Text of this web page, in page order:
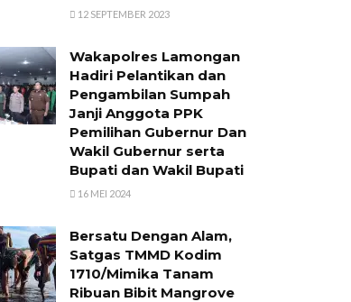
12 SEPTEMBER 2023
Wakapolres Lamongan
Hadiri Pelantikan dan
Pengambilan Sumpah
Janji Anggota PPK
Pemilihan Gubernur Dan
Wakil Gubernur serta
Bupati dan Wakil Bupati
16 MEI 2024
Bersatu Dengan Alam,
Satgas TMMD Kodim
1710/Mimika Tanam
Ribuan Bibit Mangrove